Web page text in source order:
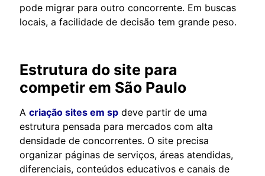
pode migrar para outro concorrente. Em buscas
locais, a facilidade de decisão tem grande peso.
Estrutura do site para
competir em São Paulo
A criação sites em sp deve partir de uma
estrutura pensada para mercados com alta
densidade de concorrentes. O site precisa
organizar páginas de serviços, áreas atendidas,
diferenciais, conteúdos educativos e canais de